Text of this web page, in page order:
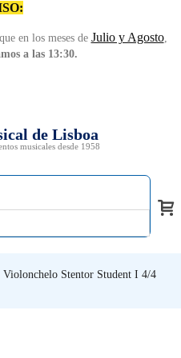
en los meses de Julio y Agosto,
a las 13:30.
de Lisboa
musicales desde 1958
Violonchelo Stentor Student I 4/4